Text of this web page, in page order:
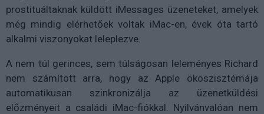
prostituáltaknak küldött iMessages üzeneteket, amelyek
még mindig elérhetőek voltak iMac-en, évek óta tartó
alkalmi viszonyokat leleplezve.
A nem túl gerinces, sem túlságosan leleményes Richard
nem számított arra, hogy az Apple ökoszisztémája
automatikusan szinkronizálja az üzenetküldési
előzményeit a családi iMac-fiókkal. Nyilvánvalóan nem